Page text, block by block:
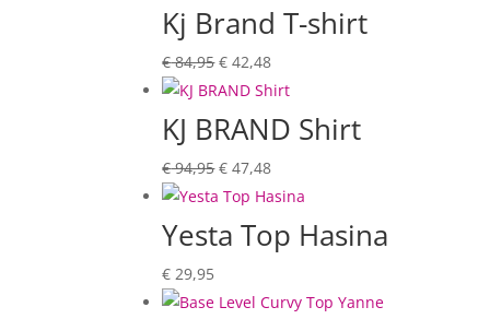
€ 29,95.
is:
€ 14,98.
Kj Brand T-shirt
€84,95Oorspronkelijke
prijs
was:
€ 84,95.
€ 42,48Huidige
prijs
is:
€ 42,48.
KJ BRAND Shirt
€94,95Oorspronkelijke
prijs
was:
€ 94,95.
€ 47,48Huidige
prijs
€ 47,48.
Yesta Top Hasina
€ 29,95